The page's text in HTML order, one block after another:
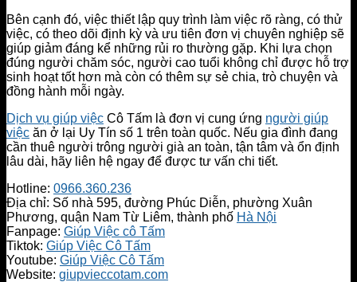
Bên cạnh đó, việc thiết lập quy trình làm việc rõ ràng, có thử
việc, có theo dõi định kỳ và ưu tiên đơn vị chuyên nghiệp sẽ
giúp giảm đáng kể những rủi ro thường gặp. Khi lựa chọn
đúng người chăm sóc, người cao tuổi không chỉ được hỗ trợ
sinh hoạt tốt hơn mà còn có thêm sự sẻ chia, trò chuyện và
đồng hành mỗi ngày.
Dịch vụ giúp việc Cô Tấm là đơn vị cung ứng người giúp
việc ăn ở lại Uy Tín số 1 trên toàn quốc. Nếu gia đình đang
cần thuê người trông người già an toàn, tận tâm và ổn định
lâu dài, hãy liên hệ ngay để được tư vấn chi tiết.
Hotline: 0966.360.236
Địa chỉ: Số nhà 595, đường Phúc Diễn, phường Xuân
Phương, quận Nam Từ Liêm, thành phố Hà Nội
Fanpage: Giúp Việc cô Tấm
Tiktok: Giúp Việc Cô Tấm
Youtube: Giúp Việc Cô Tấm
Website: giupvieccotam.com